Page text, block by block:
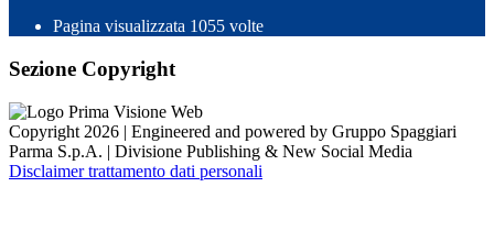
Pagina visualizzata 1055 volte
Sezione Copyright
Copyright 2026 | Engineered and powered by Gruppo Spaggiari
Parma S.p.A. | Divisione Publishing & New Social Media
Disclaimer trattamento dati personali